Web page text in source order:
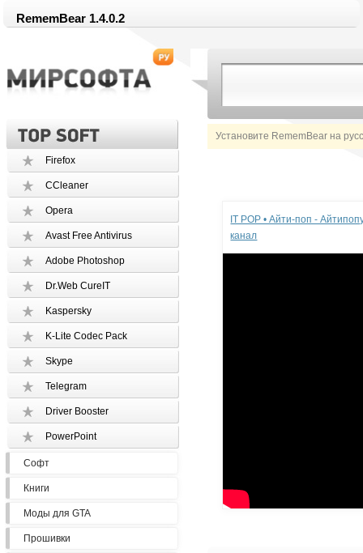
RememBear 1.4.0.2
Установите RememBear на
Firefox
CCleaner
Opera
Avast Free Antivirus
Adobe Photoshop
Dr.Web CureIT
Kaspersky
K-Lite Codec Pack
Skype
Telegram
Driver Booster
PowerPoint
Софт
Книги
Моды для GTA
Прошивки
IT POP • Айти-поп -
канал